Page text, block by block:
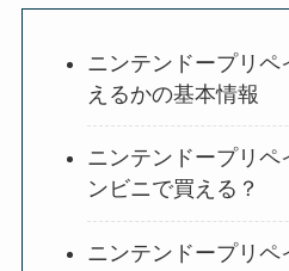
ニンテンドープリ
えるかの基本情報
ニンテンドープリペ
ンビニで買える？
ニンテンドープリペ